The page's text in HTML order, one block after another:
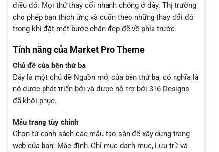
điều đó. Mọi thứ thay đổi nhanh chóng ở đây. Thị trường
cho phép bạn thích ứng và cuốn theo những thay đổi đó
trong khi đặt một bước chân đẹp đẽ về phía trước.
Tính năng của Market Pro Theme
Chủ đề của bên thứ ba
Đây là một chủ đề Nguồn mở, của bên thứ ba, có nghĩa là
nó được phát triển bởi và được hỗ trợ bởi 316 Designs
đã khôi phục.
Mẫu trang tùy chỉnh
Chọn từ danh sách các mẫu tạo sẵn để xây dựng trang
web của bạn: Mặc định, Chỉ mục danh mục, Lưu trữ và